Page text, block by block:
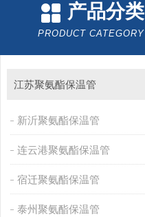
产品分类
PRODUCT CATEGORY
江苏聚氨酯保温管
新沂聚氨酯保温管
连云港聚氨酯保温管
宿迁聚氨酯保温管
泰州聚氨酯保温管